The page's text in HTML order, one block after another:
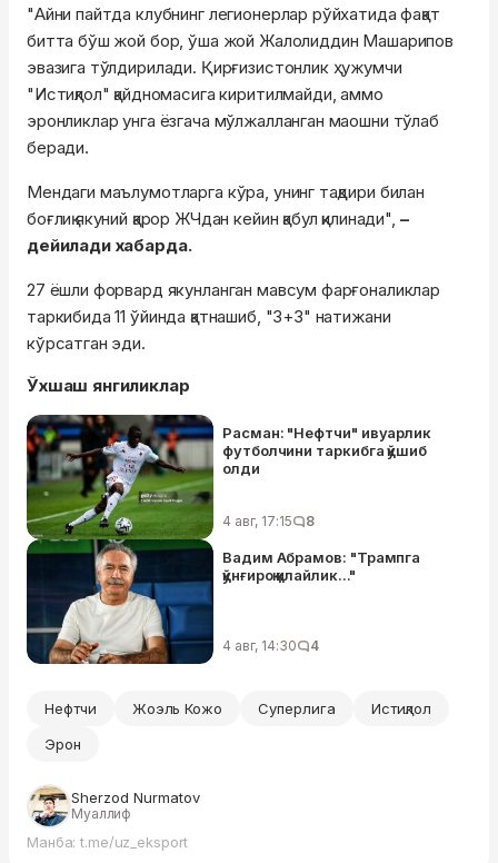
"Айни пайтда клубнинг легионерлар рўйхатида фақат
битта бўш жой бор, ўша жой Жалолиддин Машарипов
эвазига тўлдирилади. Қирғизистонлик ҳужумчи
"Истиқлол" қайдномасига киритилмайди, аммо
эронликлар унга ёзгача мўлжалланган маошни тўлаб
беради.
Мендаги маълумотларга кўра, унинг тақдири билан
боғлиқ якуний қарор ЖЧдан кейин қабул қилинади", –
дейилади хабарда.
27 ёшли форвард якунланган мавсум фарғоналиклар
таркибида 11 ўйинда қатнашиб, "3+3" натижани
кўрсатган эди.
Ўхшаш янгиликлар
Расман: "Нефтчи" ивуарлик
футболчини таркибга қўшиб
олди
4 авг, 17:15 8
Вадим Абрамов: "Трампга
қўнғироқ қилайлик..."
4 авг, 14:30 4
Нефтчи Жоэль Кожо Суперлига
Истиқлол
Эрон
Sherzod Nurmatov
Муаллиф
Манба: t.me/uz_eksport